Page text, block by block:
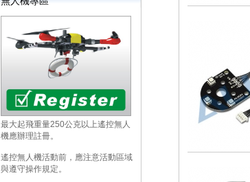
最大起飛重量250公克以上遙控無人
機應辦理註冊。
遙控無人機活動前，應注意活動區域
與遵守操作規定。